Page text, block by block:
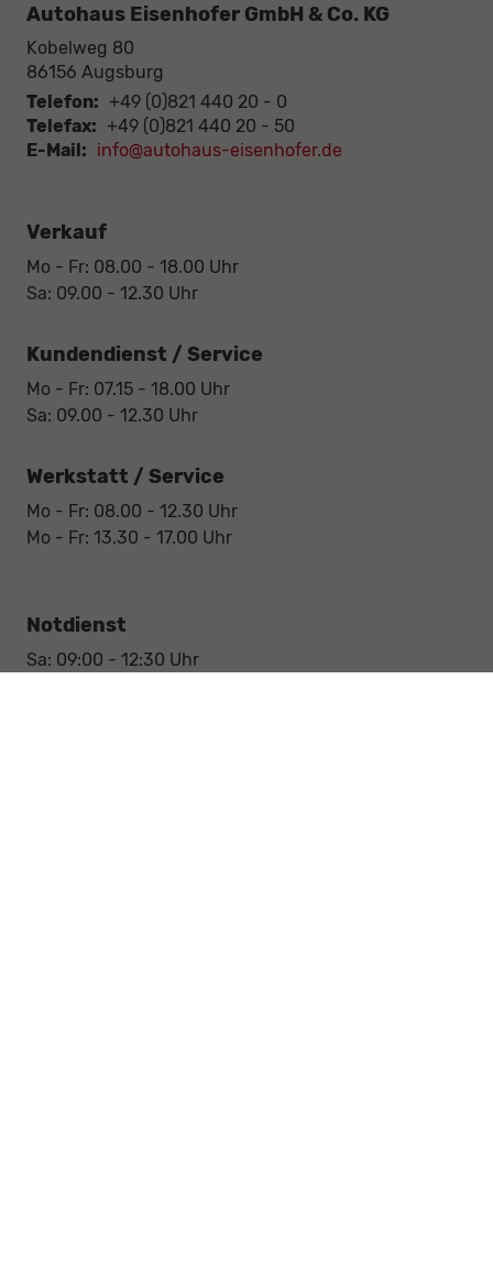
Autohaus Eisenhofer GmbH & Co. KG
Kobelweg 80
86156 Augsburg
Telefon: +49 (0)821 440 20 - 0
Telefax: +49 (0)821 440 20 - 50
E-Mail: info@autohaus-eisenhofer.de
Verkauf
Mo - Fr: 08.00 - 18.00 Uhr
Sa: 09.00 - 12.30 Uhr
Kundendienst / Service
Mo - Fr: 07.15 - 18.00 Uhr
Sa: 09.00 - 12.30 Uhr
Werkstatt / Service
Mo - Fr: 08.00 - 12.30 Uhr
Mo - Fr: 13.30 - 17.00 Uhr
Notdienst
Sa: 09:00 - 12:30 Uhr